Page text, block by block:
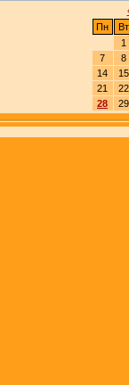
Пн
Вт
1
7
8
14
15
21
22
28
29